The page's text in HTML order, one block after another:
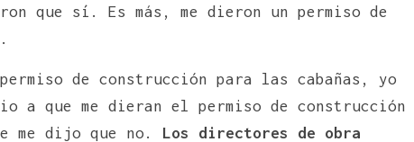
que sí. Es más, me dieron un permiso de
de construcción para las cabañas, yo
a que me dieran el permiso de construcción
me dijo que no. Los directores de obra